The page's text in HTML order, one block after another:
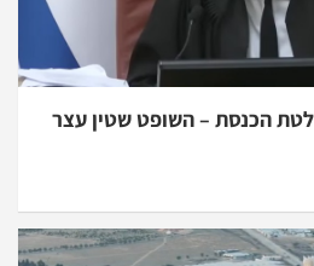
הכנסת – השופט שטין עצר